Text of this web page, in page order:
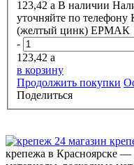
123,42 a В наличии
уточняйте по телефону
(желтый цинк) ЕРМАК
-
123,42 a
в корзину
Продолжить покупки
Поделиться
крепежа в Красноярске